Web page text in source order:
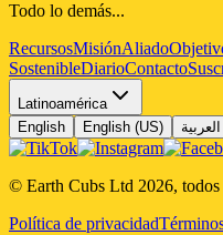
Todo lo demás...
RecursosMisiónAliado
SostenibleDiarioContacto
Latinoamérica
English
English (US) العربية
© Earth Cubs Ltd 2026, todos
Política de privacidad